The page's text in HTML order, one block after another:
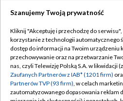
TVP
Abonament TVP
Emisja w TVP
Centrum informacji TVP
Polityka
Moje
Szanujemy Twoją prywatność
Kliknij "Akceptuję i przechodzę do serwisu",
korzystanie z technologii automatycznego
dostęp do informacji na Twoim urządzeniu
przechowywanie oraz na przetwarzanie
nas, czyli Telewizję Polską S.A. w likwidacji
Zaufanych Partnerów z IAB* (1201 firm)
Partnerów TVP (93 firm), w celach
zautomatyzowanego dopasowania reklam